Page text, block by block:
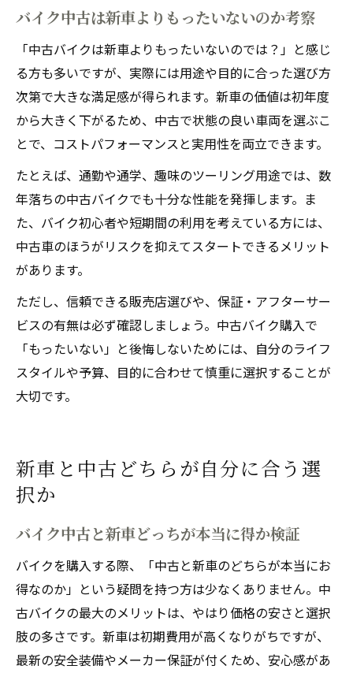
バイク中古は新車よりもったいないのか考察
「中古バイクは新車よりもったいないのでは？」と感じ
る方も多いですが、実際には用途や目的に合った選び方
次第で大きな満足感が得られます。新車の価値は初年度
から大きく下がるため、中古で状態の良い車両を選ぶこ
とで、コストパフォーマンスと実用性を両立できます。
たとえば、通勤や通学、趣味のツーリング用途では、数
年落ちの中古バイクでも十分な性能を発揮します。ま
た、バイク初心者や短期間の利用を考えている方には、
中古車のほうがリスクを抑えてスタートできるメリット
があります。
ただし、信頼できる販売店選びや、保証・アフターサー
ビスの有無は必ず確認しましょう。中古バイク購入で
「もったいない」と後悔しないためには、自分のライフ
スタイルや予算、目的に合わせて慎重に選択することが
大切です。
新車と中古どちらが自分に合う選
択か
バイク中古と新車どっちが本当に得か検証
バイクを購入する際、「中古と新車のどちらが本当にお
得なのか」という疑問を持つ方は少なくありません。中
古バイクの最大のメリットは、やはり価格の安さと選択
肢の多さです。新車は初期費用が高くなりがちですが、
最新の安全装備やメーカー保証が付くため、安心感があ